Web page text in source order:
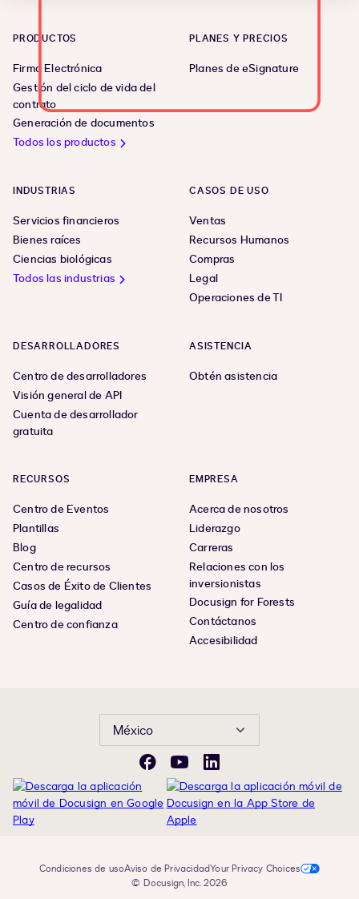
PRODUCTOS
Firma Electrónica
Gestión del ciclo de vida del
contrato
Generación de documentos
Todos los productos
PLANES Y PRECIOS
Planes de eSignature
INDUSTRIAS
Servicios financieros
Bienes raíces
Ciencias biológicas
Todos las industrias
CASOS DE USO
Ventas
Recursos Humanos
Compras
Legal
Operaciones de TI
DESARROLLADORES
Centro de desarrolladores
Visión general de API
Cuenta de desarrollador
gratuita
ASISTENCIA
Obtén asistencia
RECURSOS
Centro de Eventos
Plantillas
Blog
Centro de recursos
Casos de Éxito de Clientes
Guía de legalidad
Centro de confianza
EMPRESA
Acerca de nosotros
Liderazgo
Carreras
Relaciones con los
inversionistas
Docusign for Forests
Contáctanos
Accesibilidad
México
FacebookYouTubeLinkedIn
Condiciones de usoAviso de PrivacidadYour Privacy Choices
© Docusign, Inc. 2026